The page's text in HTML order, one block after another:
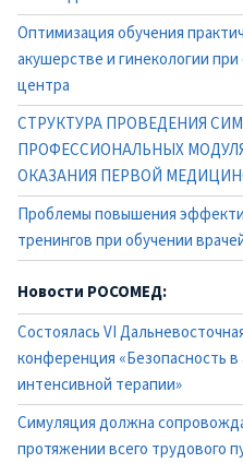
Оптимизация обучения
акушерстве и гинекологии
центра
СТРУКТУРА ПРОВЕДЕНИЯ
ПРОФЕССИОНАЛЬНЫХ
ОКАЗАНИЯ ПЕРВОЙ
Проблемы повышения
тренингов при обучении
Новости РОСОМЕД:
Состоялась VI
конференция «Безопасность в
интенсивной терапии»
Симуляция должна
протяжении всего трудового